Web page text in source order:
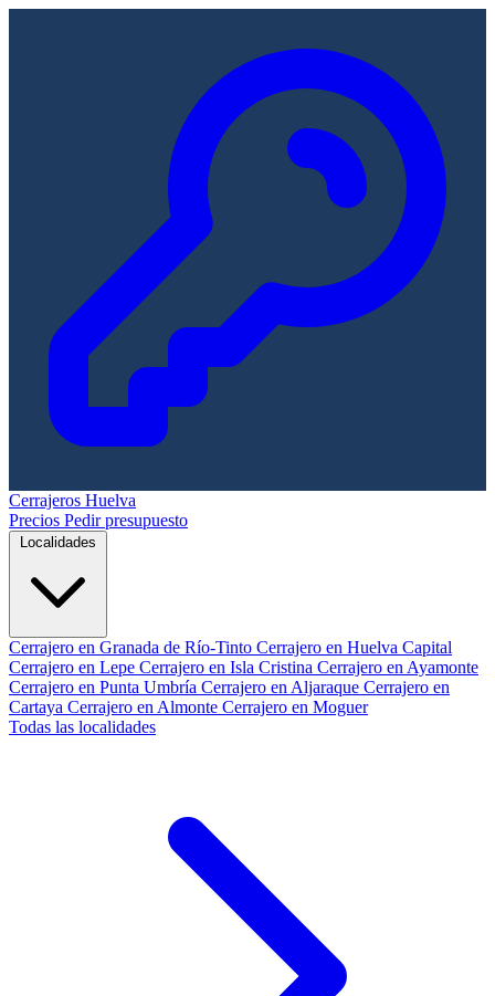
Cerrajeros Huelva
Precios Pedir presupuesto
Localidades
Cerrajero en Granada de Río-Tinto Cerrajero en Huelva Capital
Cerrajero en Lepe Cerrajero en Isla Cristina Cerrajero en Ayamonte
Cerrajero en Punta Umbría Cerrajero en Aljaraque Cerrajero en
Cartaya Cerrajero en Almonte Cerrajero en Moguer
Todas las localidades